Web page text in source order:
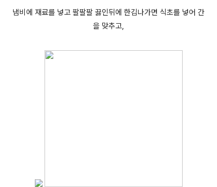
냄비에 재료를 넣고 팔팔팔 끓인뒤에 한김나가면 식초를 넣어 간
을 맞추고,